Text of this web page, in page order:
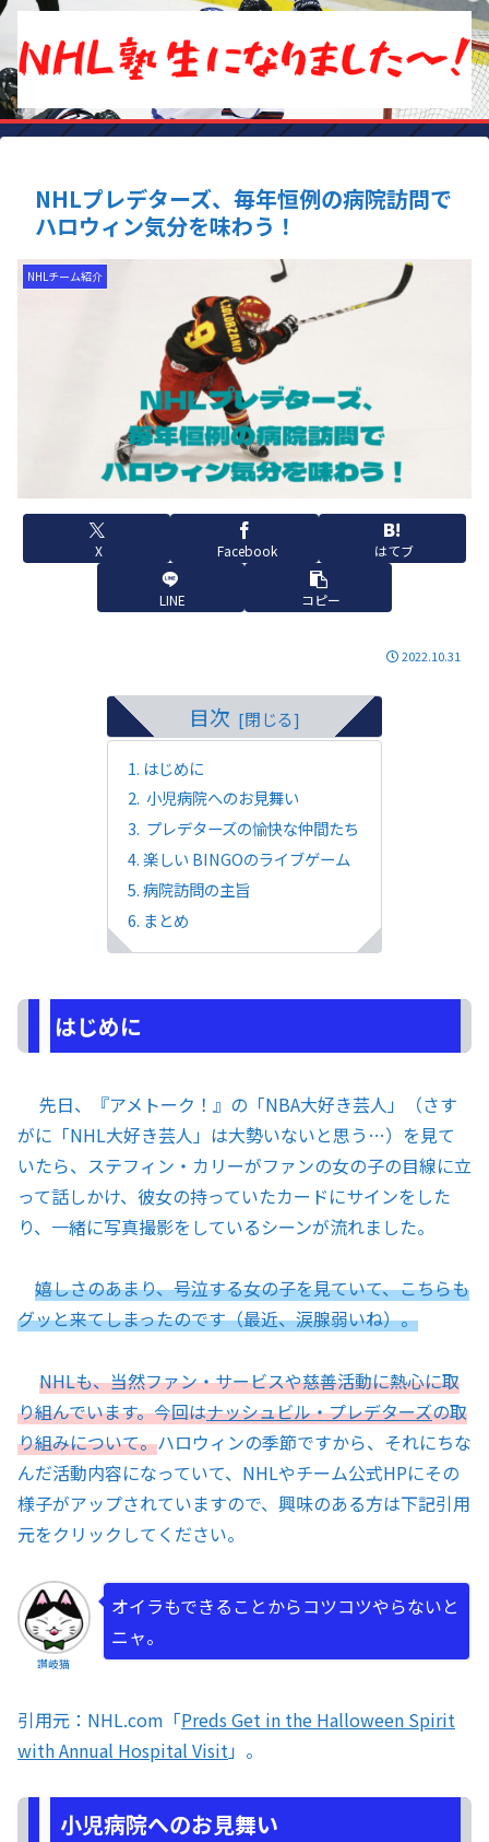
NHLプレデターズ、毎年恒例の病院訪問で
ハロウィン気分を味わう！
NHLチーム紹介
X Facebook はてブ
LINE コピー
2022.10.31
目次
はじめに
小児病院へのお見舞い
プレデターズの愉快な仲間たち
楽しい BINGOのライブゲーム
病院訪問の主旨
まとめ
はじめに
先日、『アメトーク！』の「NBA大好き芸人」（さす
がに「NHL大好き芸人」は大勢いないと思う…）を見て
いたら、ステフィン・カリーがファンの女の子の目線に立
って話しかけ、彼女の持っていたカードにサインをした
り、一緒に写真撮影をしているシーンが流れました。
嬉しさのあまり、号泣する女の子を見ていて、こちらも
グッと来てしまったのです（最近、涙腺弱いね）。
NHLも、当然ファン・サービスや慈善活動に熱心に取
り組んでいます。今回はナッシュビル・プレデターズの取
り組みについて。ハロウィンの季節ですから、それにちな
んだ活動内容になっていて、NHLやチーム公式HPにその
様子がアップされていますので、興味のある方は下記引用
元をクリックしてください。
讃岐猫
オイラもできることからコツコツやらないと
ニャ。
引用元：NHL.com「Preds Get in the Halloween Spirit
with Annual Hospital Visit」。
小児病院へのお見舞い